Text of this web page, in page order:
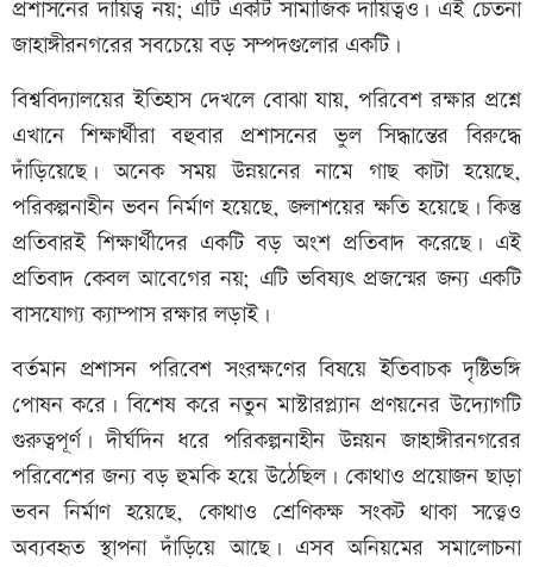
প্রশাসনের দায়িত্ব নয়; এটি একটি সামাজিক দায়িত্বও। এই চেতনা
জাহাঙ্গীরনগরের সবচেয়ে বড় সম্পদগুলোর একটি।
বিশ্ববিদ্যালয়ের ইতিহাস দেখলে বোঝা যায়, পরিবেশ রক্ষার প্রশ্নে
এখানে শিক্ষার্থীরা বহুবার প্রশাসনের ভুল সিদ্ধান্তের বিরুদ্ধে
দাঁড়িয়েছে। অনেক সময় উন্নয়নের নামে গাছ কাটা হয়েছে,
পরিকল্পনাহীন ভবন নির্মাণ হয়েছে, জলাশয়ের ক্ষতি হয়েছে। কিন্তু
প্রতিবারই শিক্ষার্থীদের একটি বড় অংশ প্রতিবাদ করেছে। এই
প্রতিবাদ কেবল আবেগের নয়; এটি ভবিষ্যৎ প্রজন্মের জন্য একটি
বাসযোগ্য ক্যাম্পাস রক্ষার লড়াই।
বর্তমান প্রশাসন পরিবেশ সংরক্ষণের বিষয়ে ইতিবাচক দৃষ্টিভঙ্গি
পোষন করে। বিশেষ করে নতুন মাস্টারপ্ল্যান প্রণয়নের উদ্যোগটি
গুরুত্বপূর্ণ। দীর্ঘদিন ধরে পরিকল্পনাহীন উন্নয়ন জাহাঙ্গীরনগরের
পরিবেশের জন্য বড় হুমকি হয়ে উঠেছিল। কোথাও প্রয়োজন ছাড়া
ভবন নির্মাণ হয়েছে, কোথাও শ্রেণিকক্ষ সংকট থাকা সত্ত্বেও
অব্যবহৃত স্থাপনা দাঁড়িয়ে আছে। এসব অনিয়মের সমালোচনা